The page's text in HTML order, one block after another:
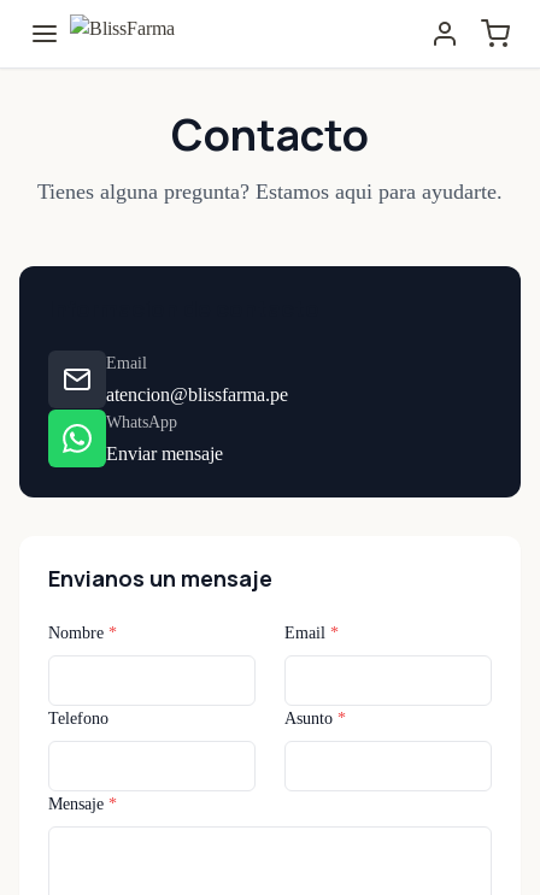
Contacto
Tienes alguna pregunta? Estamos aqui para ayudarte.
Email
atencion@blissfarma.pe
WhatsApp
Enviar mensaje
Envianos un mensaje
Nombre Email
Telefono Asunto
Mensaje